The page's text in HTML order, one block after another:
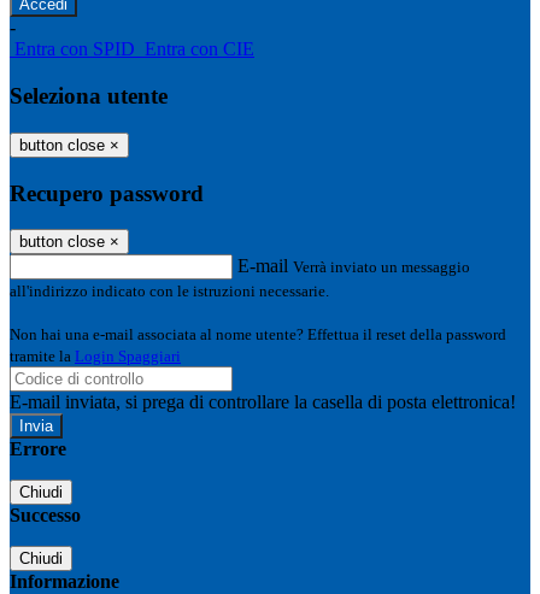
-
Entra con SPID Entra con CIE
Seleziona utente
button close ×
Recupero password
button close ×
E-mail Verrà inviato un messaggio
all'indirizzo indicato con le istruzioni necessarie.
Non hai una e-mail associata al nome utente? Effettua il reset della password
tramite la Login Spaggiari
E-mail inviata, si prega di controllare la casella di posta elettronica!
Errore
Chiudi
Successo
Chiudi
Informazione